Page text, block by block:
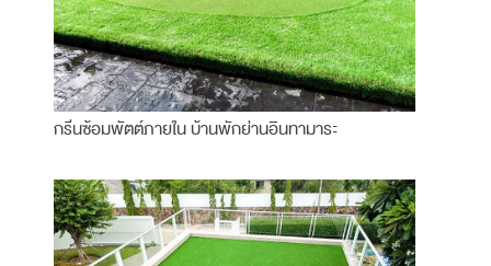
กรีนซ้อมพัตต์ภายใน บ้านพักย่านอินทามาระ